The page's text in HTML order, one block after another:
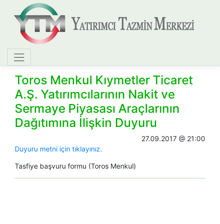
Toros Menkul Kıymetler Ticaret
A.Ş. Yatırımcılarının Nakit ve
Sermaye Piyasası Araçlarının
Dağıtımına İlişkin Duyuru
27.09.2017 @ 21:00
Duyuru metni için tıklayınız.
Tasfiye başvuru for​mu (Toros Menkul)​​